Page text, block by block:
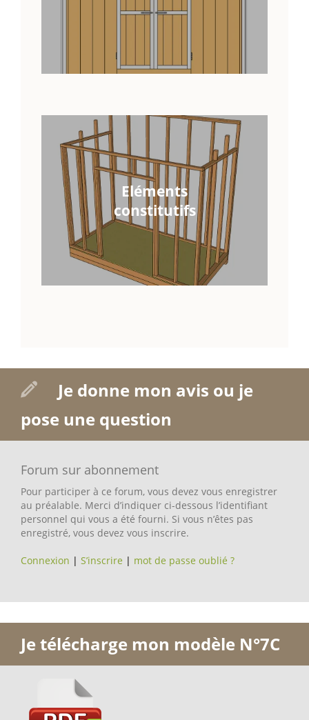
Eléments
constitutifs
Je donne mon avis ou je
pose une question
Forum sur abonnement
Pour participer à ce forum, vous devez vous enregistrer
au préalable. Merci d’indiquer ci-dessous l’identifiant
personnel qui vous a été fourni. Si vous n’êtes pas
enregistré, vous devez vous inscrire.
Connexion | S’inscrire | mot de passe oublié ?
Je télécharge mon modèle N°7C